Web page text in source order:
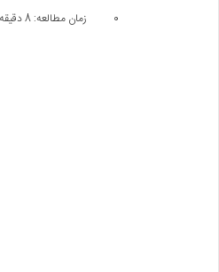
0 زمان مطالعه: 8 دقیقه